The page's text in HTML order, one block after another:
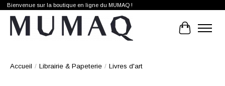
Bienvenue sur la boutique en ligne du MUMAQ !
Panier
Accueil / Librairie & Papeterie / Livres d'art